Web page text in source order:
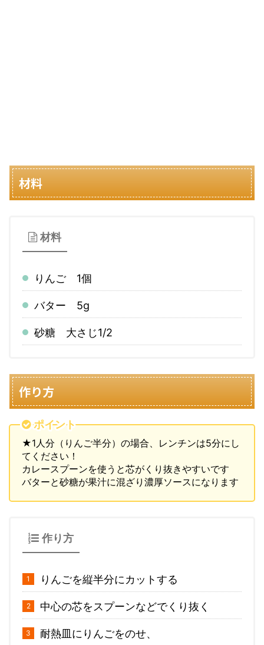
材料
材料
りんご 1個
バター 5g
砂糖 大さじ1/2
作り方
ポイント
★1人分（りんご半分）の場合、レンチンは5分にし
てください！
カレースプーンを使うと芯がくり抜きやすいです
バターと砂糖が果汁に混ざり濃厚ソースになります
作り方
りんごを縦半分にカットする
中心の芯をスプーンなどでくり抜く
耐熱皿にりんごをのせ、